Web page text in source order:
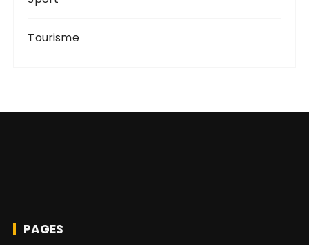
Tourisme
PAGES